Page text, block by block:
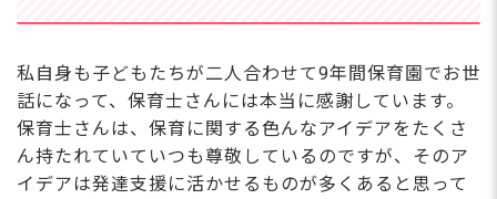
私⾃⾝も⼦どもたちが⼆⼈合わせて9年間保育園でお世
話になって、保育⼠さんには本当に感謝しています。
保育⼠さんは、保育に関する⾊んなアイデアをたくさ
ん持たれていていつも尊敬しているのですが、そのア
イデアは発達⽀援に活かせるものが多くあると思って